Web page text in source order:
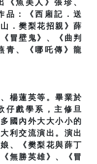
《魚美人》張珍、
品：《西廂記．送
．樊梨花招親》薛
冒壁鬼》、《曲判
青、《哪吒傳》龍
楊蓮英等。畢業於
仔戲學系，主修旦
國內外大大小小的
利交流演出。演出
、《樊梨花與薛丁
無勝英雄》、《冒